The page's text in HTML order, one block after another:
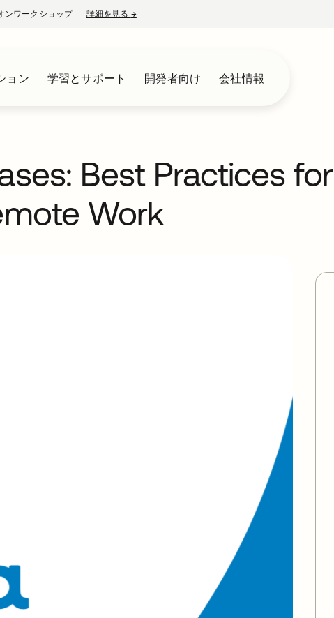
ンワークショップ 詳細を見る →新しいタブで開く
ョン 学習とサポート 開発者向け 会社情報
Best Practices for
Work